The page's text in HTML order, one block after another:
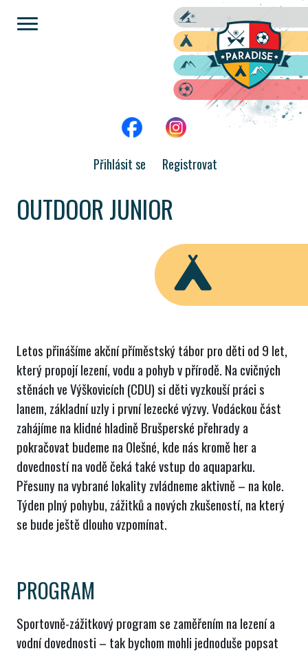
Přihlásit se Registrovat
OUTDOOR JUNIOR
Letos přinášíme akční příměstský tábor pro děti od 9 let,
který propojí lezení, vodu a pohyb v přírodě. Na cvičných
stěnách ve Výškovicích (CDU) si děti vyzkouší práci s
lanem, základní uzly i první lezecké výzvy. Vodáckou část
zahájíme na klidné hladině Brušperské přehrady a
pokračovat budeme na Olešné, kde nás kromě her a
dovedností na vodě čeká také vstup do aquaparku.
Přesuny na vybrané lokality zvládneme aktivně – na kole.
Týden plný pohybu, zážitků a nových zkušeností, na který
se bude ještě dlouho vzpomínat.
PROGRAM
Sportovně-zážitkový program se zaměřením na lezení a
vodní dovednosti – tak bychom mohli jednoduše popsat